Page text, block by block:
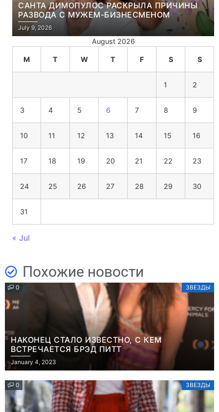
САНТА ДИМОПУЛОС РАСКРЫЛА ПРИЧИНЫ
РАЗВОДА С МУЖЕМ-БИЗНЕСМЕНОМ
July 9, 2026
August 2026
M T W T F S S
1 2
3 4 5 6 7 8 9
10 11 12 13 14 15 16
17 18 19 20 21 22 23
24 25 26 27 28 29 30
31
« Jul
Похожие новости
0 ЗВЕЗДЫ
НАКОНЕЦ СТАЛО ИЗВЕСТНО, С КЕМ
ВСТРЕЧАЕТСЯ БРЭД ПИТТ
January 4, 2023
0 ЗВЕЗДЫ